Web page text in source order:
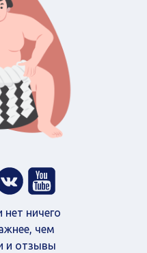
ничего
чем
и отзывы